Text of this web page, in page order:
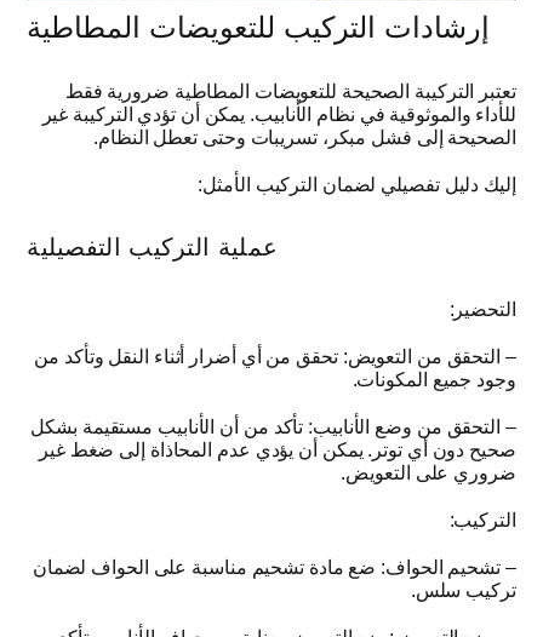
إرشادات التركيب للتعويضات المطاطية
تعتبر التركيبة الصحيحة للتعويضات المطاطية ضرورية فقط
للأداء والموثوقية في نظام الأنابيب. يمكن أن تؤدي التركيبة غير
الصحيحة إلى فشل مبكر، تسريبات وحتى تعطل النظام.
إليك دليل تفصيلي لضمان التركيب الأمثل:
عملية التركيب التفصيلية
التحضير :
– التحقق من التعويض:تحقق من أي أضرار أثناء النقل وتأكد من
وجود جميع المكونات.
– التحقق من وضع الأنابيب: تأكد من أن الأنابيب مستقيمة بشكل
صحيح دون أي توتر . يمكن أن يؤدي عدم المحاذاة إلى ضغط غير
ضروري على التعويض.
التركيب:
–تشحيم الحواف: ضع مادة تشحيم مناسبة على الحواف لضمان
تركيب سلس.